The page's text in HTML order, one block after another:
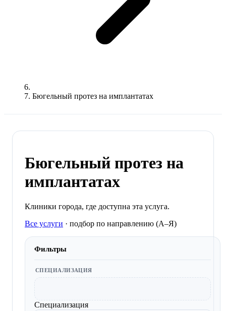
Бюгельный протез на имплантатах
Бюгельный протез на
имплантатах
Клиники города, где доступна эта услуга.
Все услуги · подбор по направлению (A–Я)
Фильтры
СПЕЦИАЛИЗАЦИЯ
Специализация